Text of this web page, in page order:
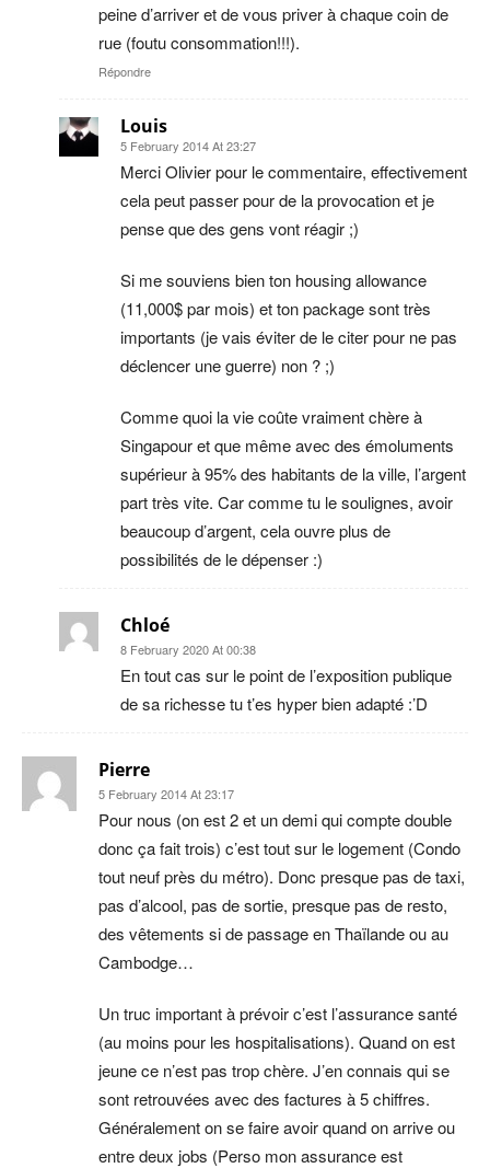
peine d’arriver et de vous priver à chaque coin de
rue (foutu consommation!!!).
Répondre
Louis
5 February 2014 At 23:27
Merci Olivier pour le commentaire, effectivement
cela peut passer pour de la provocation et je
pense que des gens vont réagir ;)
Si me souviens bien ton housing allowance
(11,000$ par mois) et ton package sont très
importants (je vais éviter de le citer pour ne pas
déclencer une guerre) non ? ;)
Comme quoi la vie coûte vraiment chère à
Singapour et que même avec des émoluments
supérieur à 95% des habitants de la ville, l’argent
part très vite. Car comme tu le soulignes, avoir
beaucoup d’argent, cela ouvre plus de
possibilités de le dépenser :)
Chloé
8 February 2020 At 00:38
En tout cas sur le point de l’exposition publique
de sa richesse tu t’es hyper bien adapté :’D
Pierre
5 February 2014 At 23:17
Pour nous (on est 2 et un demi qui compte double
donc ça fait trois) c’est tout sur le logement (Condo
tout neuf près du métro). Donc presque pas de taxi,
pas d’alcool, pas de sortie, presque pas de resto,
des vêtements si de passage en Thaïlande ou au
Cambodge…
Un truc important à prévoir c’est l’assurance santé
(au moins pour les hospitalisations). Quand on est
jeune ce n’est pas trop chère. J’en connais qui se
sont retrouvées avec des factures à 5 chiffres.
Généralement on se faire avoir quand on arrive ou
entre deux jobs (Perso mon assurance est